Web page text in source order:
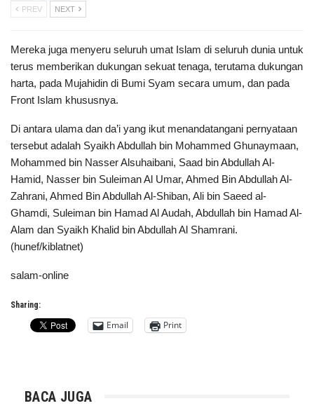
PREV NEXT
Mereka juga menyeru seluruh umat Islam di seluruh dunia untuk
terus memberikan dukungan sekuat tenaga, terutama dukungan
harta, pada Mujahidin di Bumi Syam secara umum, dan pada
Front Islam khususnya.
Di antara ulama dan da’i yang ikut menandatangani pernyataan
tersebut adalah Syaikh Abdullah bin Mohammed Ghunaymaan,
Mohammed bin Nasser Alsuhaibani, Saad bin Abdullah Al-
Hamid, Nasser bin Suleiman Al Umar, Ahmed Bin Abdullah Al-
Zahrani, Ahmed Bin Abdullah Al-Shiban, Ali bin Saeed al-
Ghamdi, Suleiman bin Hamad Al Audah, Abdullah bin Hamad Al-
Alam dan Syaikh Khalid bin Abdullah Al Shamrani.
(hunef/kiblatnet)
salam-online
Sharing:
Email Print
BACA JUGA